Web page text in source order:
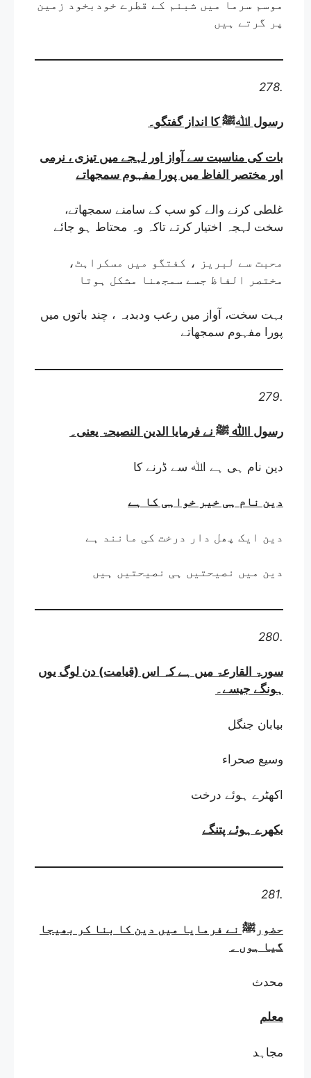
موسم سرما میں شبنم کے قطرے خودبخود زمین
پر گرتے ہیں
278.
رسول اﷲﷺ کا انداز گفتگو۔
بات کی مناسبت سے آواز اور لہجے میں تیزی ، نرمی
اور مختصر الفاظ میں پورا مفہوم سمجھاتے
غلطی کرنے والے کو سب کے سامنے سمجھاتے،
سخت لہجہ اختیار کرتے تاکہ وہ محتاط ہو جائے
محبت سے لبریز ، کفتگو میں مسکراہٹ،
مختصر الفاظ جسے سمجھنا مشکل ہوتا
بہت سخت، آواز میں رعب ودبدبہ ، چند باتوں میں
پورا مفہوم سمجھاتے
279.
رسول اﷲ ﷺ نے فرمایا الدین النصیحۃ یعنی۔
دین نام ہی ہے اﷲ سے ڈرنے کا
دین نام ہی خیر خواہی کا ہے
دین ایک پھل دار درخت کی مانند ہے
دین میں نصیحتیں ہی نصیحتیں ہیں
280.
سورۃ القارعۃ میں ہے کہ اس (قیامت) دن لوگ یوں
ہونگے جیسے۔
بیابان جنگل
وسیع صحراء
اکھٹرے ہوئے درخت
بکھرے ہوئے پتنگے
281.
حضورﷺ نے فرمایا میں دین کا بنا کر بھیجا
گیا ہوں ۔
محدث
معلم
مجاہد